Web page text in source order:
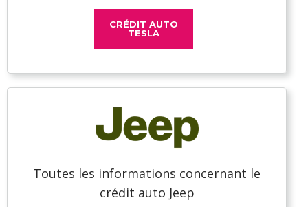
CRÉDIT AUTO
TESLA
Toutes les informations concernant le
crédit auto Jeep